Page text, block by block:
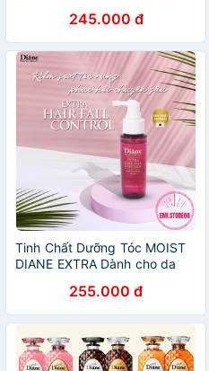
245.000 đ
Tinh Chất Dưỡng Tóc MOIST
DIANE EXTRA Dành cho da
gãy rụng nhiều - 50ml
255.000 đ